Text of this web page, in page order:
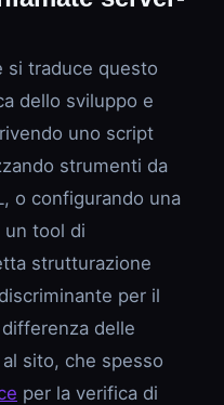
si traduce questo
dello sviluppo e
uno script
strumenti da
o configurando una
un tool di
strutturazione
per il
delle
sito, che spesso
per la verifica di